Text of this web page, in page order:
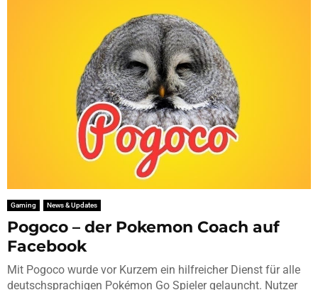
Gaming News & Updates
Pogoco – der Pokemon Coach auf
Facebook
Mit Pogoco wurde vor Kurzem ein hilfreicher Dienst für alle
deutschsprachigen Pokémon Go Spieler gelauncht. Nutzer